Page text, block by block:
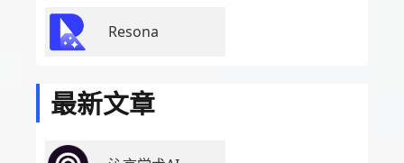
Resona
最新文章